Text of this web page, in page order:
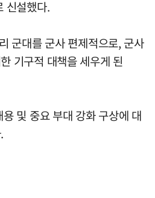
신설했다.
군대를 군사 편제적으로, 군사
기구적 대책을 세우게 된
및 중요 부대 강화 구상에 대